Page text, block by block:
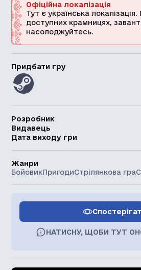
Офіційна локалізація
Тут є українська
доступних крамницях,
насолоджуйтесь.
Придбати гру
Розробник
Видавець
Дата виходу гри
Жанри
БойовикПригодиСтрілянкова гра
НАТИСНУ, ЩОБИ ТУТ